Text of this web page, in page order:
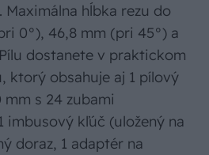
Maximálna hĺbka rezu do
0°), 46,8 mm (pri 45°) a
dostanete v praktickom
ktorý obsahuje aj 1 pílový
s 24 zubami
imbusový kľúč (uložený na
doraz, 1 adaptér na